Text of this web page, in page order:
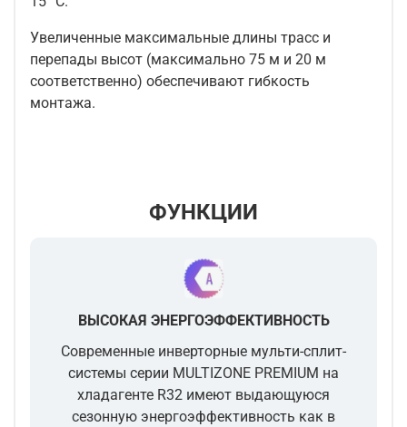
Увеличенные максимальные длины трасс и
перепады высот (максимально 75 м и 20 м
соответственно) обеспечивают гибкость
монтажа.
ФУНКЦИИ
ВЫСОКАЯ ЭНЕРГОЭФФЕКТИВНОСТЬ
Современные инверторные мульти-сплит-
системы серии MULTIZONE PREMIUM на
хладагенте R32 имеют выдающуюся
сезонную энергоэффективность как в